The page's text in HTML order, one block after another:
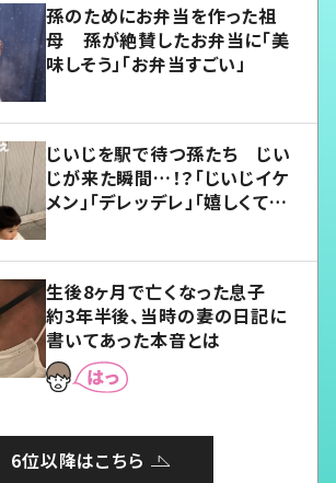
孫のためにお弁当を作った祖
母 孫が絶賛したお弁当に「美
味しそう」「お弁当すごい」
じいじを駅で待つ孫たち じい
じが来た瞬間…！？「じいじイケ
メン」「デレッデレ」「嬉しくて可
生後8ヶ月で亡くなった息子
約3年半後、当時の妻の日記に
書いてあった本音とは
6位以降はこちら